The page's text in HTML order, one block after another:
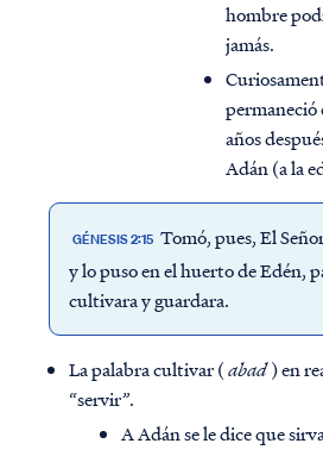
hombre
jamás.
años
Adán (a la
GÉNESIS 2:15 Tomó, pues, El
y lo puso en el huerto de Edén,
cultivara y guardara.
La palabra cultivar (abad) en
“servir”.
A Adán se le dice que